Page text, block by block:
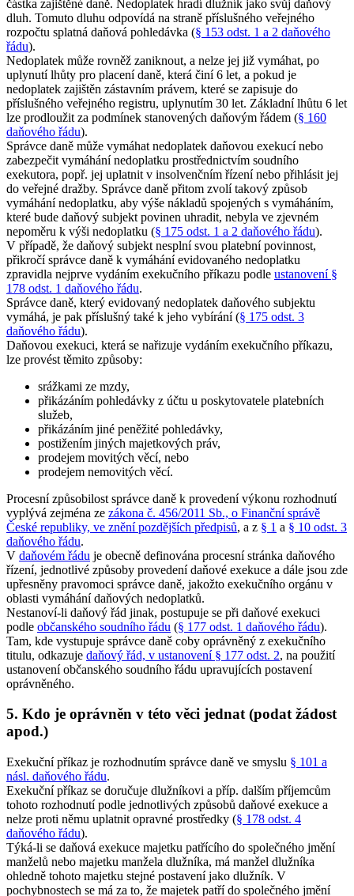
částka zajištěné daně. Nedoplatek hradí dlužník jako svůj daňový
dluh. Tomuto dluhu odpovídá na straně příslušného veřejného
rozpočtu splatná daňová pohledávka (§ 153 odst. 1 a 2 daňového
řádu).
Nedoplatek může rovněž zaniknout, a nelze jej již vymáhat, po
uplynutí lhůty pro placení daně, která činí 6 let, a pokud je
nedoplatek zajištěn zástavním právem, které se zapisuje do
příslušného veřejného registru, uplynutím 30 let. Základní lhůtu 6 let
lze prodloužit za podmínek stanovených daňovým řádem (§ 160
daňového řádu).
Správce daně může vymáhat nedoplatek daňovou exekucí nebo
zabezpečit vymáhání nedoplatku prostřednictvím soudního
exekutora, popř. jej uplatnit v insolvenčním řízení nebo přihlásit jej
do veřejné dražby. Správce daně přitom zvolí takový způsob
vymáhání nedoplatku, aby výše nákladů spojených s vymáháním,
které bude daňový subjekt povinen uhradit, nebyla ve zjevném
nepoměru k výši nedoplatku (§ 175 odst. 1 a 2 daňového řádu).
V případě, že daňový subjekt nesplní svou platební povinnost,
přikročí správce daně k vymáhání evidovaného nedoplatku
zpravidla nejprve vydáním exekučního příkazu podle ustanovení §
178 odst. 1 daňového řádu.
Správce daně, který evidovaný nedoplatek daňového subjektu
vymáhá, je pak příslušný také k jeho vybírání (§ 175 odst. 3
daňového řádu).
Daňovou exekuci, která se nařizuje vydáním exekučního příkazu,
lze provést těmito způsoby:
srážkami ze mzdy,
přikázáním pohledávky z účtu u poskytovatele platebních
služeb,
přikázáním jiné peněžité pohledávky,
postižením jiných majetkových práv,
prodejem movitých věcí, nebo
prodejem nemovitých věcí.
Procesní způsobilost správce daně k provedení výkonu rozhodnutí
vyplývá zejména ze zákona č. 456/2011 Sb., o Finanční správě
České republiky, ve znění pozdějších předpisů, a z § 1 a § 10 odst. 3
daňového řádu.
V daňovém řádu je obecně definována procesní stránka daňového
řízení, jednotlivé způsoby provedení daňové exekuce a dále jsou zde
upřesněny pravomoci správce daně, jakožto exekučního orgánu v
oblasti vymáhání daňových nedoplatků.
Nestanoví-li daňový řád jinak, postupuje se při daňové exekuci
podle občanského soudního řádu (§ 177 odst. 1 daňového řádu).
Tam, kde vystupuje správce daně coby oprávněný z exekučního
titulu, odkazuje daňový řád, v ustanovení § 177 odst. 2, na použití
ustanovení občanského soudního řádu upravujících postavení
oprávněného.
5. Kdo je oprávněn v této věci jednat (podat žádost
apod.)
Exekuční příkaz je rozhodnutím správce daně ve smyslu § 101 a
násl. daňového řádu.
Exekuční příkaz se doručuje dlužníkovi a příp. dalším příjemcům
tohoto rozhodnutí podle jednotlivých způsobů daňové exekuce a
nelze proti němu uplatnit opravné prostředky (§ 178 odst. 4
daňového řádu).
Týká-li se daňová exekuce majetku patřícího do společného jmění
manželů nebo majetku manžela dlužníka, má manžel dlužníka
ohledně tohoto majetku stejné postavení jako dlužník. V
pochybnostech se má za to, že majetek patří do společného jmění